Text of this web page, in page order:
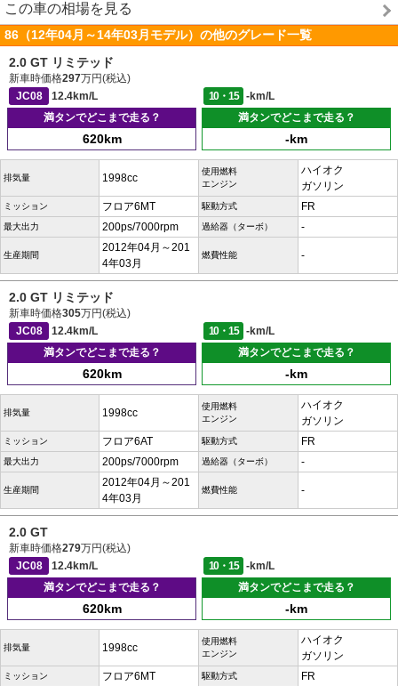
この車の相場を見る
86（12年04月～14年03月モデル）の他のグレード一覧
2.0 GT リミテッド
新車時価格297万円(税込)
JC08
12.4km/L 10・15
-km/L
満タンでどこまで走る？
620km
満タンでどこまで走る？
-km
排気量 1998cc
使用燃料
エンジン
ハイオク
ガソリン
ミッション フロア6MT 駆動方式 FR
最大出力 200ps/7000rpm 過給器（ターボ） -
生産期間
2012年04月～201
4年03月
燃費性能 -
2.0 GT リミテッド
新車時価格305万円(税込)
JC08
12.4km/L 10・15
-km/L
満タンでどこまで走る？
620km
満タンでどこまで走る？
-km
排気量 1998cc
使用燃料
エンジン
ハイオク
ガソリン
ミッション フロア6AT 駆動方式 FR
最大出力 200ps/7000rpm 過給器（ターボ） -
生産期間
2012年04月～201
4年03月
燃費性能 -
2.0 GT
新車時価格279万円(税込)
JC08
12.4km/L 10・15
-km/L
満タンでどこまで走る？
620km
満タンでどこまで走る？
-km
排気量 1998cc
使用燃料
エンジン
ハイオク
ガソリン
ミッション フロア6MT 駆動方式 FR